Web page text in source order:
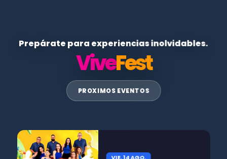
Prepárate para experiencias inolvidables.
ViveFest
PROXIMOS EVENTOS